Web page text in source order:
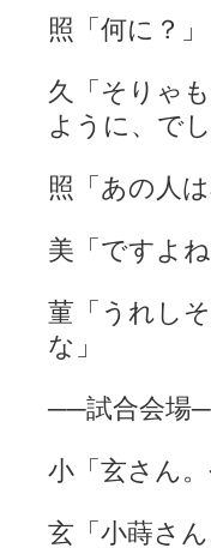
照「何に？」
久「そりゃ
ように、でし
照「あの人
美「ですよね
菫「うれし
な」
──試合会場
小「玄さん
玄「小蒔さ